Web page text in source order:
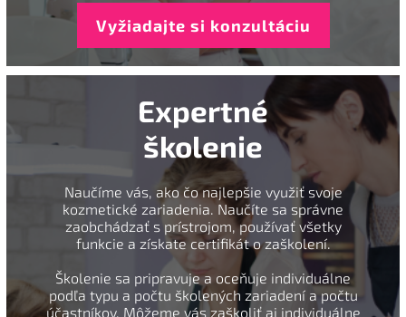
Vyžiadajte si konzultáciu
Expertné
školenie
Naučíme vás, ako čo najlepšie využiť svoje
kozmetické zariadenia. Naučíte sa správne
zaobchádzať s prístrojom, používať všetky
funkcie a získate certifikát o zaškolení.
Školenie sa pripravuje a oceňuje individuálne
podľa typu a počtu školených zariadení a počtu
účastníkov. Môžeme vás zaškoliť aj individuálne